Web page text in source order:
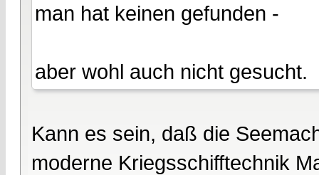
man hat keinen gefunden -
aber wohl auch nicht gesucht.
Kann es sein, daß die
moderne Kriegsschifftechnik